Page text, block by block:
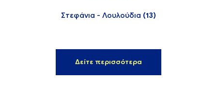
Στεφάνια - Λουλούδια (13)
Δείτε περισσότερα